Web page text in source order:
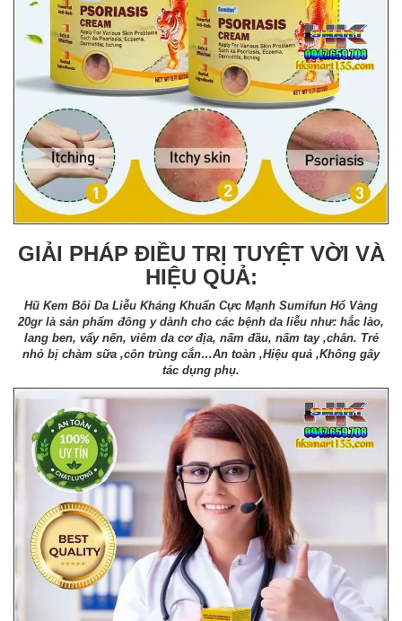
GIẢI PHÁP ĐIỀU TRỊ TUYỆT VỜI VÀ
HIỆU QUẢ:
Hũ Kem Bôi Da Liễu Kháng Khuẩn Cực Mạnh Sumifun Hổ Vàng
20gr là sản phẩm đông y dành cho các bệnh da liễu như: hắc lào,
lang ben, vẩy nến, viêm da cơ địa, nấm đầu, nấm tay ,chân. Trẻ
nhỏ bị chàm sữa ,côn trùng cắn…An toàn ,Hiệu quả ,Không gây
tác dụng phụ.